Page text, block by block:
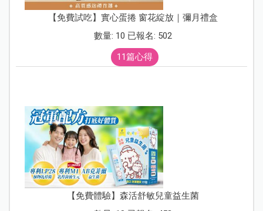
【免費試吃】實心蛋捲 窗花綻放｜彌月禮盒
數量: 10 已報名: 502
11篇心得
【免費體驗】森活舒敏兒童益生菌